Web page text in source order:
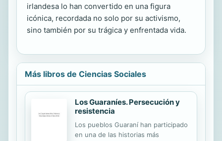
irlandesa lo han convertido en una figura
icónica, recordada no solo por su activismo,
sino también por su trágica y enfrentada vida.
Más libros de Ciencias Sociales
Los Guaraníes. Persecución y
resistencia
Los pueblos Guaraní han participado
en una de las historias más